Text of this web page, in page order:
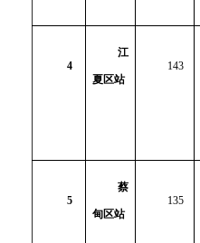
4
江
夏区站
143
5
蔡
甸区站
135